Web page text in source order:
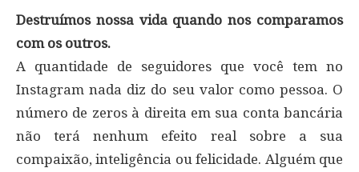
Destruímos nossa vida quando nos comparamos
com os outros.
A quantidade de seguidores que você tem no
Instagram nada diz do seu valor como pessoa. O
número de zeros à direita em sua conta bancária
não terá nenhum efeito real sobre a sua
compaixão, inteligência ou felicidade. Alguém que